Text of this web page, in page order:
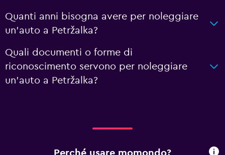
Quanti anni bisogna avere per noleggiare
un'auto a Petržalka?
Quali documenti o forme di
riconoscimento servono per noleggiare
un'auto a Petržalka?
Perché usare momondo?